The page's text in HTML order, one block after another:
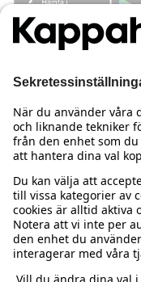
Behöver du hjälp?
Kundservice
Vanliga frågor
Beställning & retur
Kontakta oss
Kappahl Club
Logga in
Kappahl Club
Medlemsvillkor
Om oss
Om Kappahl Group
Villkor & policy
Köpvillkor Sverige
Mer från oss